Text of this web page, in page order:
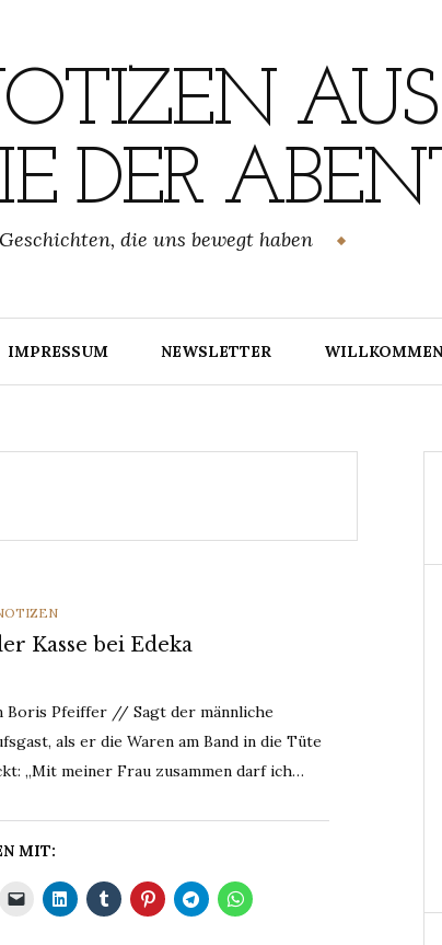
AUS
DER
Geschichten, die uns bewegt haben
IMPRESSUM NEWSLETTER
Kasse bei Edeka
Boris Pfeiffer // Sagt der männliche
als er die Waren am Band in die Tüte
„Mit meiner Frau zusammen darf ich…
MIT: